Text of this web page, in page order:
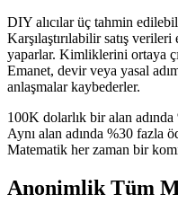
DIY alıcılar üç tahmin
Karşılaştırılabilir satış
yaparlar. Kimliklerini ortaya
Emanet, devir veya yasal
anlaşmalar kaybederler.
100K dolarlık bir alan
Aynı alan adında %30 fazla
Matematik her zaman bir
Anonimlik Tüm